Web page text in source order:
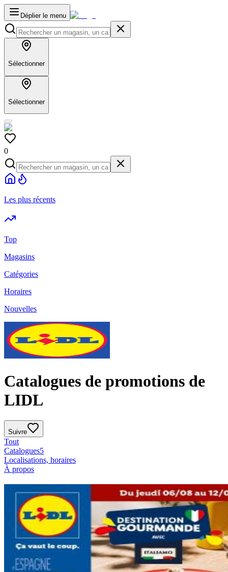
Déplier le menu
Sélectionner
Sélectionner
0
Les plus récents
Top
Magasins
Catégories
Horaires
Nouvelles
Catalogues de promotions de
LIDL
Suivre
Tout
Catalogues5
Localisations, horaires
À propos